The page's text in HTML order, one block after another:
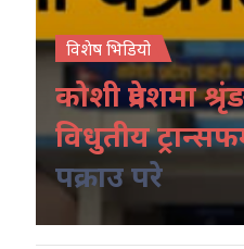
विशेष भिडियो
कोशी प्रदेशमा
विधुतीय
पक्राउ परे